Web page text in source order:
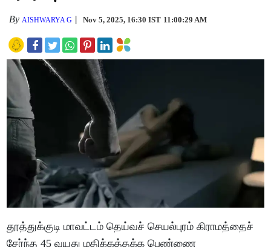
By AISHWARYA G Nov 5, 2025, 16:30 IST 11:00:29 AM
தூத்துக்குடி மாவட்டம் தெய்வச் செயல்புரம் கிராமத்தைச்
சேர்ந்த 45 வயது மதிக்கத்தக்க பெண்ணை